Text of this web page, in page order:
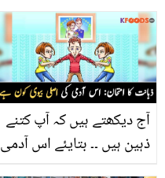
آج دیکھتے ہیں کہ آپ کتنے
ذہین ہیں ۔۔ بتایئے اس آدمی